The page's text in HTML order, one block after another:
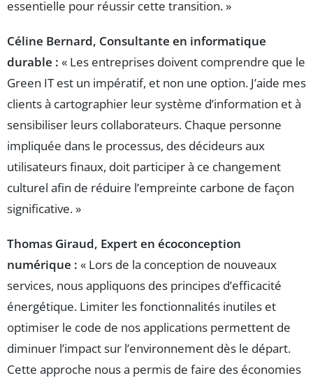
essentielle pour réussir cette transition. »
Céline Bernard, Consultante en informatique
durable : « Les entreprises doivent comprendre que le
Green IT est un impératif, et non une option. J’aide mes
clients à cartographier leur système d’information et à
sensibiliser leurs collaborateurs. Chaque personne
impliquée dans le processus, des décideurs aux
utilisateurs finaux, doit participer à ce changement
culturel afin de réduire l’empreinte carbone de façon
significative. »
Thomas Giraud, Expert en écoconception
numérique : « Lors de la conception de nouveaux
services, nous appliquons des principes d’efficacité
énergétique. Limiter les fonctionnalités inutiles et
optimiser le code de nos applications permettent de
diminuer l’impact sur l’environnement dès le départ.
Cette approche nous a permis de faire des économies